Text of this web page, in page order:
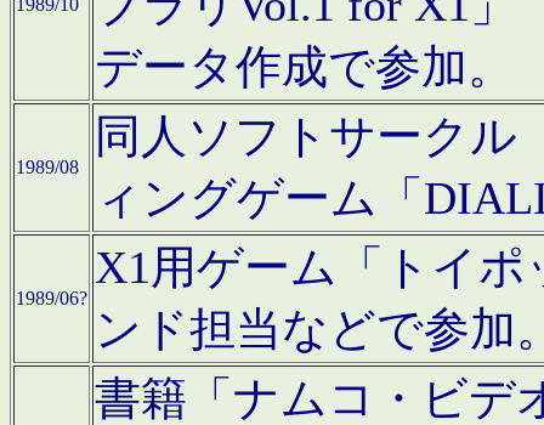
データ作成で参加。
1989/08
同人ソフトサークル
ィングゲーム「
1989/06?
X1用ゲーム「トイ
ンド担当などで参加
書籍「ナムコ・ビデ